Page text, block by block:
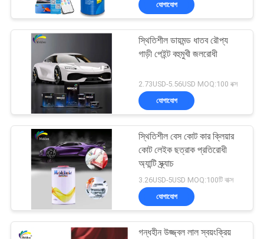
সাইট
গোপনীয়তা
কার পার্ল পেইন্ট
37
ধাতব সিলভার কার পেইন্ট
22
যোগাযোগ
স্থিতিশীল ডায়মন্ড ধাতব রৌপ্য
গাড়ী পেইন্ট বহুমুখী জলরোধী
2.73USD-5.56USD MOQ:100 বক্স
যোগাযোগ
স্থিতিশীল বেস কোট কার ক্লিয়ার
কোট লেইক ছত্রাক প্রতিরোধী
অ্যান্টি স্ক্র্যাচ
3.26USD-5USD MOQ:100টি বাক্স
যোগাযোগ
গন্ধহীন উজ্জ্বল লাল স্বয়ংক্রিয়